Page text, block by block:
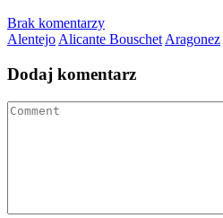
Brak komentarzy
Alentejo Alicante Bouschet Aragonez
Dodaj komentarz